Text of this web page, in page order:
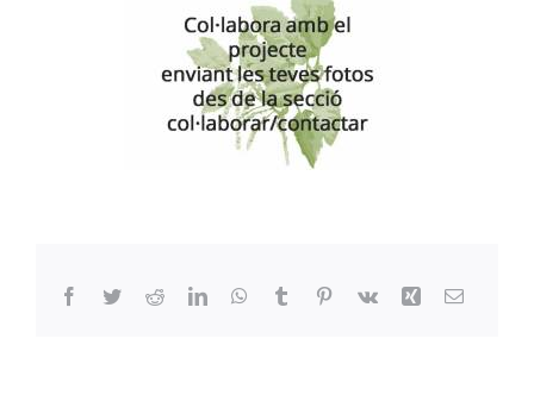
Facebook
TwitterRedditLinkedInWhatsApp
Tumblr Pinterest
Vk Xing Email: